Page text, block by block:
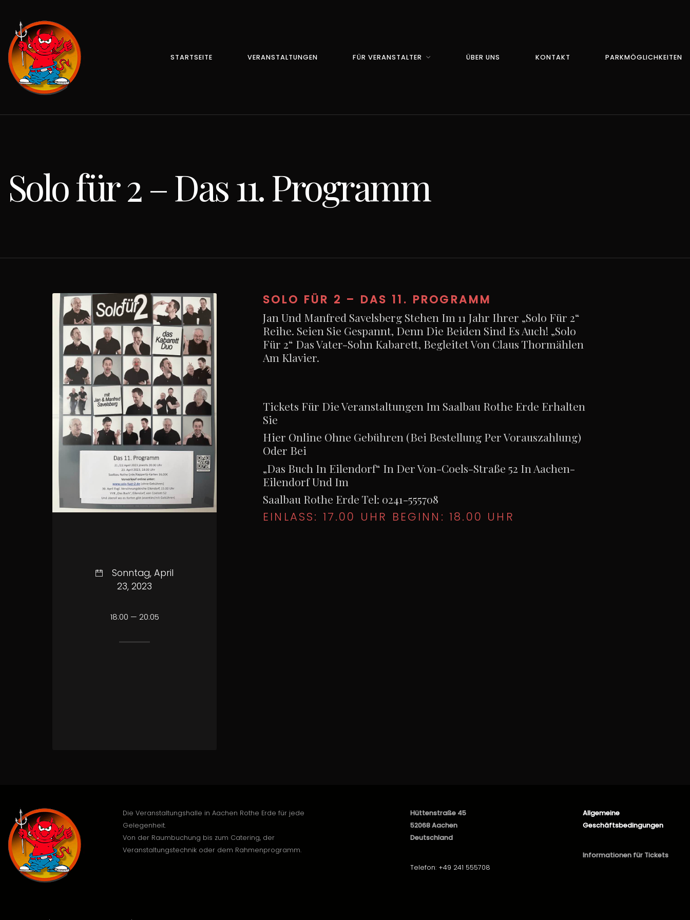
STARTSEITE VERANSTALTUNGEN FÜR VERANSTALTER ÜBER UNS KONTAKT PARKMÖGLICHKEITEN
Solo für 2 – Das 11. Programm
SOLO FÜR 2 – DAS 11. PROGRAMM
Jan Und Manfred Savelsberg Stehen Im 11 Jahr Ihrer „Solo Für 2“
Reihe. Seien Sie Gespannt, Denn Die Beiden Sind Es Auch! „Solo
Für 2“ Das Vater-Sohn Kabarett, Begleitet Von Claus Thormählen
Am Klavier.
Tickets Für Die Veranstaltungen Im Saalbau Rothe Erde Erhalten
Sie
Hier Online Ohne Gebühren (bei Bestellung Per Vorauszahlung)
Oder Bei
„Das Buch In Eilendorf“ In Der Von-Coels-Straße 52 In Aachen-
Eilendorf Und Im
Saalbau Rothe Erde Tel: 0241-555708
EINLASS: 17.00 UHR BEGINN: 18.00 UHR
Sonntag, April
23, 2023
18:00 — 20:05
Die Veranstaltungshalle in Aachen Rothe Erde für jede
Gelegenheit.
Von der Raumbuchung bis zum Catering, der
Veranstaltungstechnik oder dem Rahmenprogramm.
Hüttenstraße 45
52068 Aachen
Deutschland
Telefon: +49 241 555708
Allgemeine
Geschäftsbedingungen
Informationen für Tickets